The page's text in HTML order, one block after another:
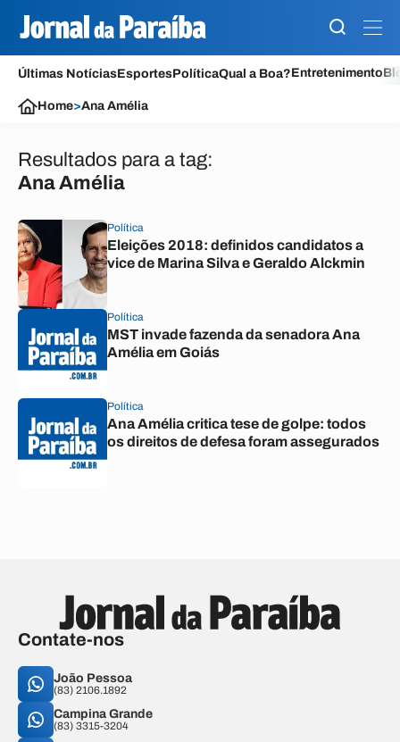
Últimas NotíciasEsportesPolíticaQual a Boa?Entretenimento
Home>Ana Amélia
Resultados para a tag:
Ana Amélia
Política
Eleições 2018: definidos candidatos a
vice de Marina Silva e Geraldo Alckmin
Política
MST invade fazenda da senadora Ana
Amélia em Goiás
Política
Ana Amélia critica tese de golpe: todos
os direitos de defesa foram assegurados
Contate-nos
João Pessoa
(83) 2106.1892
Campina Grande
(83) 3315-3204